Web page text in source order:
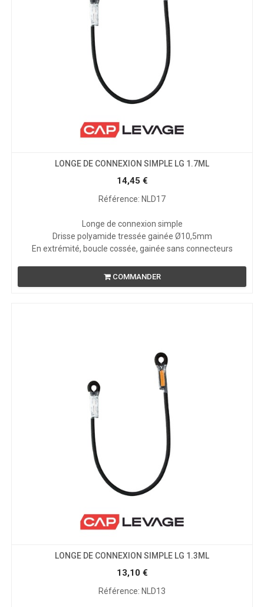
LONGE DE CONNEXION SIMPLE LG 1.7ML
14,45 €
Référence: NLD17
Longe de connexion simple
Drisse polyamide tressée gainée Ø10,5mm
En extrémité, boucle cossée, gainée sans connecteurs
COMMANDER
LONGE DE CONNEXION SIMPLE LG 1.3ML
13,10€
Référence: NLD13